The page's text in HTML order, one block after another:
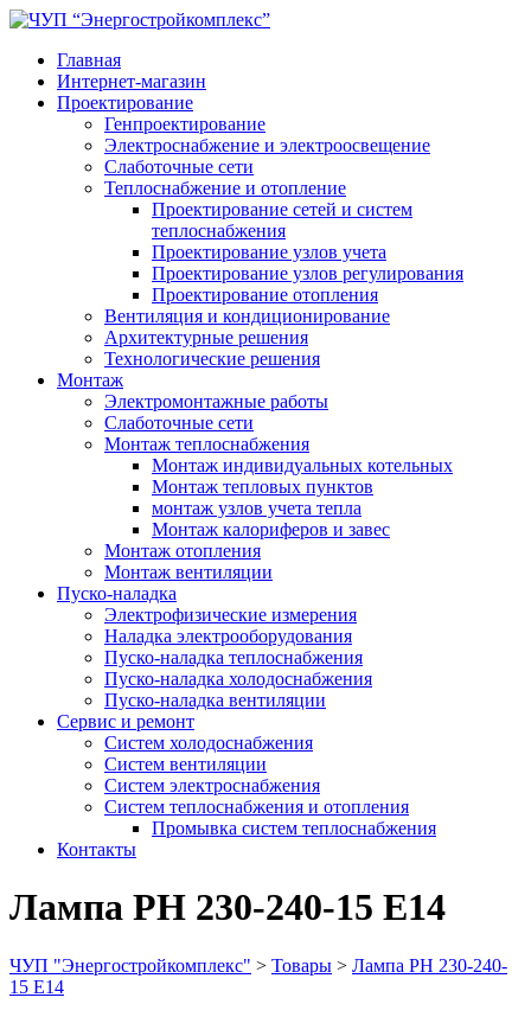
Главная
Интернет-магазин
Проектирование
Генпроектирование
Электроснабжение и электроосвещение
Слаботочные сети
Теплоснабжение и отопление
Проектирование сетей и систем
теплоснабжения
Проектирование узлов учета
Проектирование узлов регулирования
Проектирование отопления
Вентиляция и кондиционирование
Архитектурные решения
Технологические решения
Монтаж
Электромонтажные работы
Слаботочные сети
Монтаж теплоснабжения
Монтаж индивидуальных котельных
Монтаж тепловых пунктов
монтаж узлов учета тепла
Монтаж калориферов и завес
Монтаж отопления
Монтаж вентиляции
Пуско-наладка
Электрофизические измерения
Наладка электрооборудования
Пуско-наладка теплоснабжения
Пуско-наладка холодоснабжения
Пуско-наладка вентиляции
Сервис и ремонт
Систем холодоснабжения
Систем вентиляции
Систем электроснабжения
Систем теплоснабжения и отопления
Промывка систем теплоснабжения
Контакты
Лампа РН 230-240-15 Е14
ЧУП "Энергостройкомплекс" > Товары > Лампа РН 230-240-
15 Е14